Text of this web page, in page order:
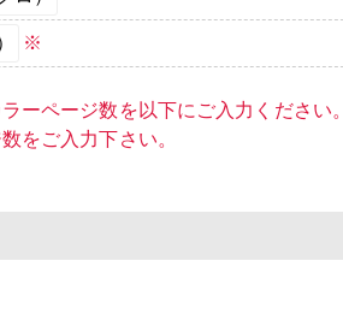
※
ーページ数を以下にご入力ください。
をご入力下さい。